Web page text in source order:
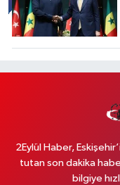
2Eylül Haber,
tutan son dakika
bilgiye